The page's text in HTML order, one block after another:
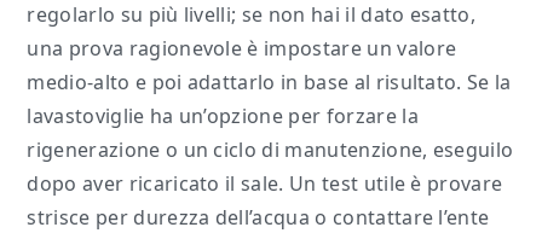
regolarlo su più livelli; se non hai il dato esatto,
una prova ragionevole è impostare un valore
medio-alto e poi adattarlo in base al risultato. Se la
lavastoviglie ha un’opzione per forzare la
rigenerazione o un ciclo di manutenzione, eseguilo
dopo aver ricaricato il sale. Un test utile è provare
strisce per durezza dell’acqua o contattare l’ente